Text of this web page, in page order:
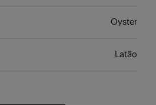
Oyster
Latão